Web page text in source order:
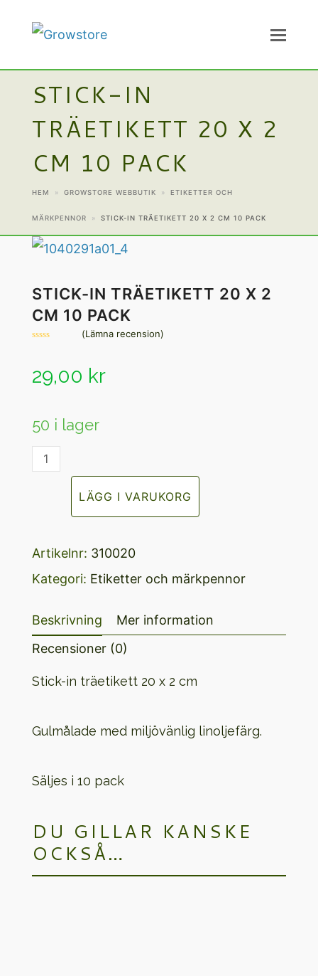
STICK-IN
TRÄETIKETT 20 X 2
CM 10 PACK
HEM » GROWSTORE WEBBUTIK » ETIKETTER OCH
MÄRKPENNOR » STICK-IN TRÄETIKETT 20 X 2 CM 10 PACK
STICK-IN TRÄETIKETT 20 X 2
CM 10 PACK
5
(Lämna recension)
29,00 kr
50 i lager
Stick-
x
2
10
mängd
LÄGG I VARUKORG
Artikelnr: 310020
Kategori: Etiketter och märkpennor
Beskrivning
Mer information
Recensioner (0)
Stick-in träetikett 20 x 2 cm
Gulmålade med miljövänlig linoljefärg.
Säljes i 10 pack
DU GILLAR KANSKE
OCKSÅ…